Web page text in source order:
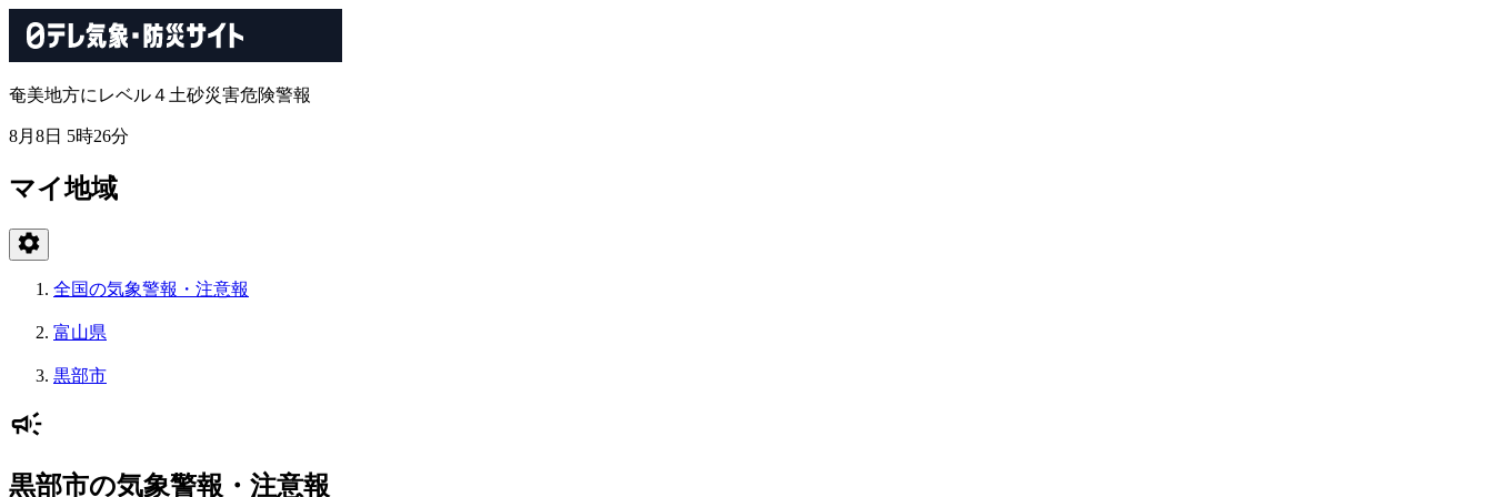
奄美地方にレベル４土砂災害危険警報
8月8日 5時26分
マイ地域
全国の気象警報・注意報
富山県
黒部市
黒部市の気象警報・注意報